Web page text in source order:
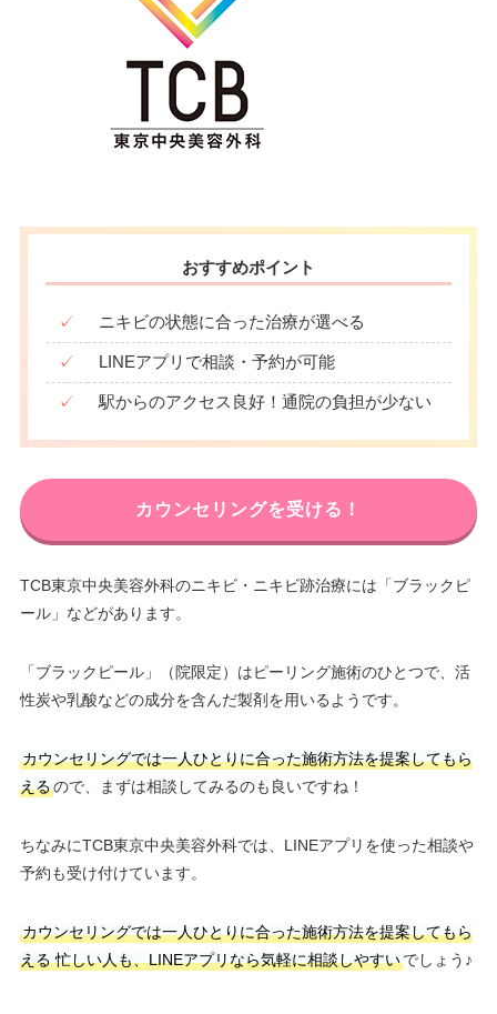
おすすめポイント
✓ ニキビの状態に合った治療が選べる
✓ LINEアプリで相談・予約が可能
✓ 駅からのアクセス良好！通院の負担が少ない
カウンセリングを受ける！
TCB東京中央美容外科のニキビ・ニキビ跡治療には「ブラックピ
ール」などがあります。
「ブラックピール」（院限定）はピーリング施術のひとつで、活
性炭や乳酸などの成分を含んだ製剤を用いるようです。
カウンセリングでは一人ひとりに合った施術方法を提案してもら
えるので、まずは相談してみるのも良いですね！
ちなみにTCB東京中央美容外科では、LINEアプリを使った相談や
予約も受け付けています。
カウンセリングでは一人ひとりに合った施術方法を提案してもら
える 忙しい人も、LINEアプリなら気軽に相談しやすいでしょう♪